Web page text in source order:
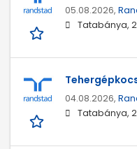
05.08.2026,
Tatabánya,
04.08.2026,
Tatabánya,